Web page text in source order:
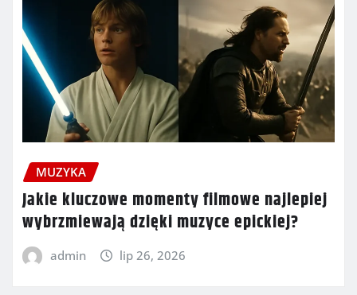
MUZYKA
Jakie kluczowe momenty filmowe najlepiej
wybrzmiewają dzięki muzyce epickiej?
admin lip 26, 2026